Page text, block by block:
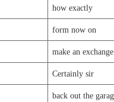
how exactly
form now on
make an exchange
Certainly sir
back out the